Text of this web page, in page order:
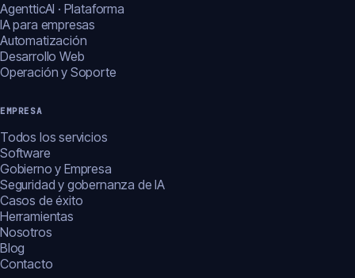
AgentticAI · Plataforma
IA para empresas
Automatización
Desarrollo Web
Operación y Soporte
EMPRESA
Todos los servicios
Software
Gobierno y Empresa
Seguridad y gobernanza de IA
Casos de éxito
Herramientas
Nosotros
Blog
Contacto